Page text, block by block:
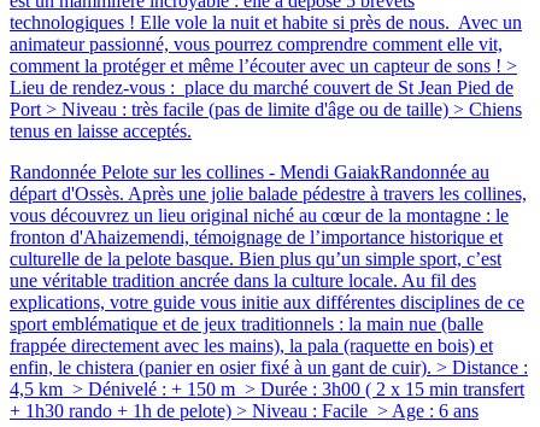
technologiques ! Elle vole la nuit et habite si près de nous. Avec un
animateur passionné, vous pourrez comprendre comment elle vit,
comment la protéger et même l’écouter avec un capteur de sons ! >
Lieu de rendez-vous : place du marché couvert de St Jean Pied de
Port > Niveau : très facile (pas de limite d'âge ou de taille) > Chiens
tenus en laisse acceptés.
Randonnée Pelote sur les collines - Mendi GaiakRandonnée au
départ d'Ossès. Après une jolie balade pédestre à travers les collines,
vous découvrez un lieu original niché au cœur de la montagne : le
fronton d'Ahaizemendi, témoignage de l’importance historique et
culturelle de la pelote basque. Bien plus qu’un simple sport, c’est
une véritable tradition ancrée dans la culture locale. Au fil des
explications, votre guide vous initie aux différentes disciplines de ce
sport emblématique et de jeux traditionnels : la main nue (balle
frappée directement avec les mains), la pala (raquette en bois) et
enfin, le chistera (panier en osier fixé à un gant de cuir). > Distance :
4,5 km > Dénivelé : + 150 m > Durée : 3h00 ( 2 x 15 min transfert
+ 1h30 rando + 1h de pelote) > Niveau : Facile > Age : 6 ans